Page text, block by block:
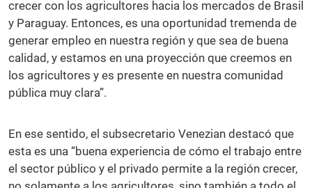
crecer con los agricultores hacia los mercados de Brasil
y Paraguay. Entonces, es una oportunidad tremenda de
generar empleo en nuestra región y que sea de buena
calidad, y estamos en una proyección que creemos en
los agricultores y es presente en nuestra comunidad
pública muy clara”.
En ese sentido, el subsecretario Venezian destacó que
esta es una “buena experiencia de cómo el trabajo entre
el sector público y el privado permite a la región crecer,